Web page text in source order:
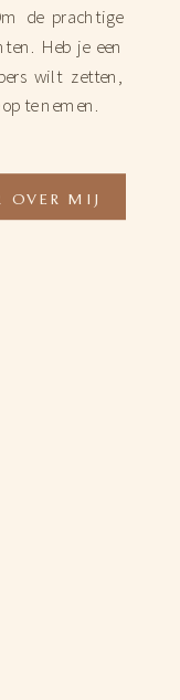
OVER MIJ
de prachtige
Heb je een
wilt zetten,
te nemen.